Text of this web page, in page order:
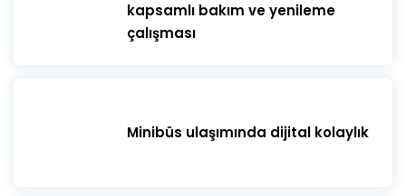
kapsamlı bakım ve yenileme
çalışması
Minibüs ulaşımında dijital kolaylık